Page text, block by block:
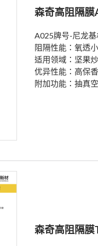
森奇高阻隔
A025牌号-尼龙
阻隔性能：氧透
适用领域：坚果
优异性能：高保
附加功能：抽真
森奇高阻隔